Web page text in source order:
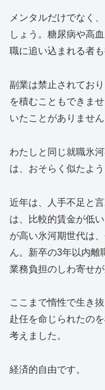
メンタルだけでなく
しょう。糖尿病や高
職に追い込まれる者も
副業は禁止されてお
を積むこともできま
いたことがありません
わたしと同じ就職氷
は、おそらく似たよ
近年は、人手不足と
は、比較的賃金が低
が高い氷河期世代は
ん。新卒の3年以内離
業務負担のしわ寄せ
ここまで惰性で生き
赴任を命じられたの
考えました。
経済的自由です。